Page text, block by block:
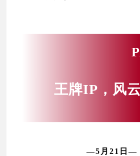
王牌IP，风
—5月21日—